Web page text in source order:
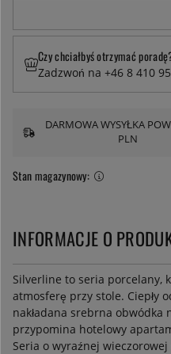
Stan magazynowy:
Czy chciałbyś otrzymać
Zadzwoń na +46 8 410
DARMOWA WYSYŁKA
PLN
INFORMACJE O
Silverline to seria porcelany,
atmosferę przy stole. Ciepły
nakładana srebrna
przypomina hotelowy
Seria o wyraźnej